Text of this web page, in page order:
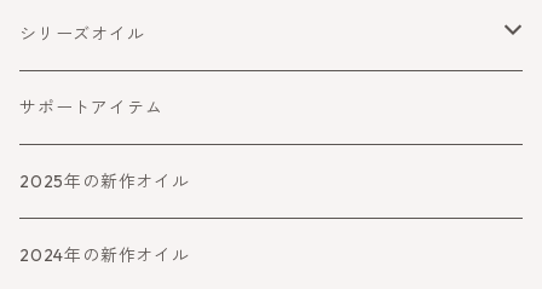
守る・ブロック
障害をよける・乗り越える
コミュニケーション
健康・ウェルネス
癒す
シリーズオイル
喜びと幸運
バランスとパワーアップ
人生より高めるシリーズ
サポートアイテム
2025年の新作オイル
2024年の新作オイル